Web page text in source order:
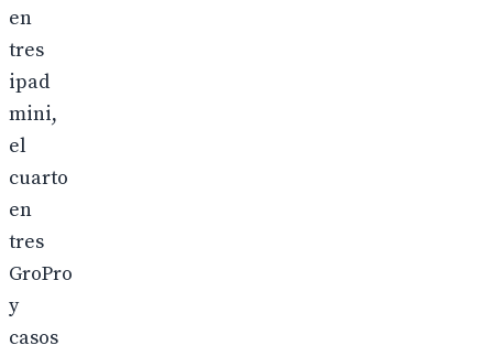
en
tres
ipad
mini,
el
cuarto
en
tres
GroPro
y
casos